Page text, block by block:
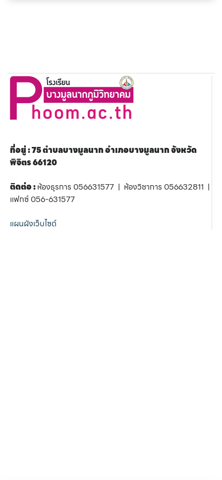
ที่อยู่ : 75 ตำบลบางมูลนาก อำเภอบางมูลนาก จังหวัด
พิจิตร 66120
ติดต่อ :ห้องธุรการ 056631577 | ห้องวิชาการ 056632811 |
แฟกซ์ 056-631577
แผนผังเว็บไซต์